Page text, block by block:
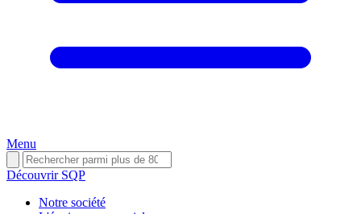
Menu
Découvrir SQP
Notre société